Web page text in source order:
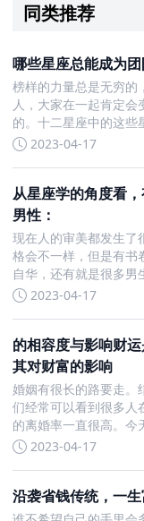
同类推荐
哪些星座总能成为
榜样的力量总是无穷的
人，大家在一起肯定
的。十二星座中的这些
他们，要让他们发挥应
2023-04-17
从星座学的角度看
男性：
现在人的审美都发生了
格会不一样，但是有书
自华，还有就是很多
的。下面就让我们盘点
2023-04-17
的相容度与影响财
其对财富的影响
婚姻有很长的路要走。
们经常可以看到很多人
的离婚率一直很高。今
吧。蛇与兔的婚姻是否
2023-04-17
沿袭省钱传统，一